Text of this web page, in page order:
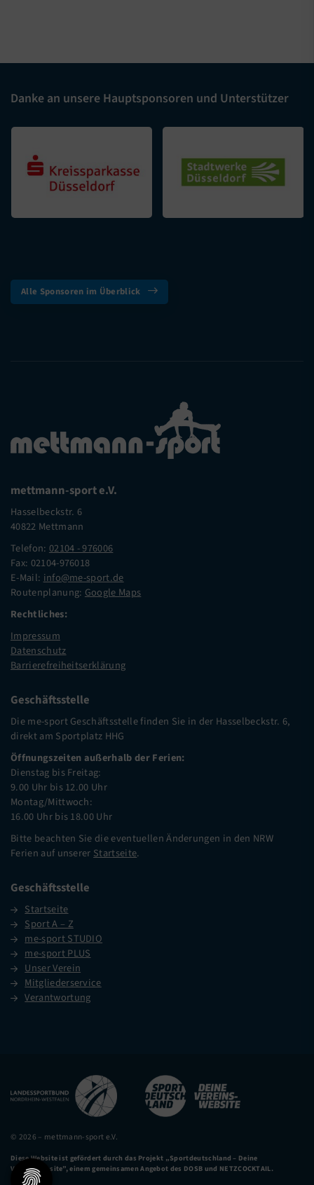
Danke an unsere Hauptsponsoren und Unterstützer
Alle Sponsoren im Überblick
mettmann-sport e.V.
Hasselbeckstr. 6
40822 Mettmann
Telefon: 02104 - 976006
Fax: 02104-976018
E-Mail: info@me-sport.de
Routenplanung: Google Maps
Rechtliches:
Impressum
Datenschutz
Barrierefreiheitserklärung
Geschäftsstelle
Die me-sport Geschäftsstelle finden Sie in der Hasselbeckstr. 6,
direkt am Sportplatz HHG
Öffnungszeiten außerhalb der Ferien:
Dienstag bis Freitag:
9.00 Uhr bis 12.00 Uhr
Montag/Mittwoch:
16.00 Uhr bis 18.00 Uhr
Bitte beachten Sie die eventuellen Änderungen in den NRW
Ferien auf unserer Startseite.
Geschäftsstelle
Startseite
Sport A – Z
me-sport STUDIO
me-sport PLUS
Unser Verein
Mitgliederservice
Verantwortung
© 2026 – mettmann-sport e.V.
Diese Website ist gefördert durch das Projekt „Sportdeutschland – Deine
Vereinswebsite”, einem gemeinsamen Angebot des DOSB und NETZCOCKTAIL.